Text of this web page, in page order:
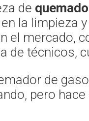
de
la limpieza
el mercado,
de técnicos,
de
pero